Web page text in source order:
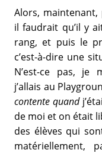
Alors,
il faudrait qu’il y
rang, et puis le
c’est-à-dire une
N’est-ce pas, je
j’allais au
contente quand
de moi et on était
des élèves qui